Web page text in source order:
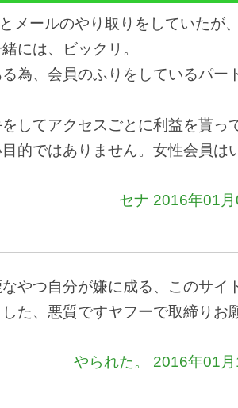
メールのやり取りをしていたが
には、ビックリ。
為、会員のふりをしているパー
してアクセスごとに利益を貰っ
的ではありません。女性会員は
セナ 2016年01
やつ自分が嫌に成る、このサイ
た、悪質ですヤフーで取締りお
やられた。 2016年01